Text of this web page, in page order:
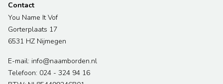
Contact
You Name It Vof
Gorterplaats 17
6531 HZ Nijmegen
E-mail: info@naamborden.nl
Telefoon: 024 - 324 94 16